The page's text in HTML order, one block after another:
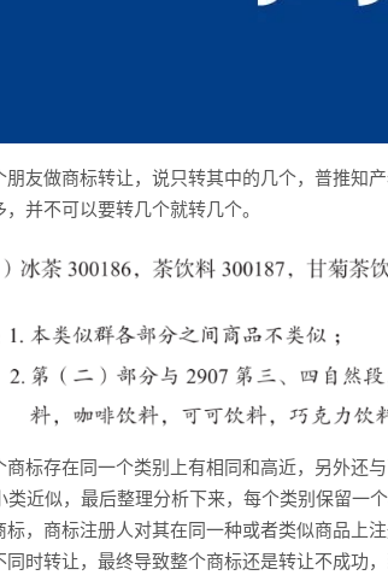
朋友做商标转让，说只转其中的几个，普推知
并不可以要转几个就转几个。
商标存在同一个类别上有相同和高近，另外还
类近似，最后整理分析下来，每个类别保留一
标，商标注册人对其在同一种或者类似商品上
同时转让，最终导致整个商标还是转让不成功